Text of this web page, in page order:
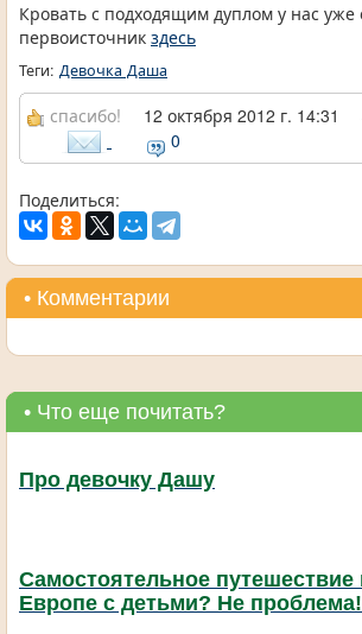
Кровать с подходящим дуплом у нас уже
первоисточник здесь
Теги: Девочка Даша
спасибо! 12 октября 2012 г. 14:31
0
Поделиться:
• Комментарии
• Что еще почитать?
Про девочку Дашу
Самостоятельное путешествие
Европе с детьми? Не